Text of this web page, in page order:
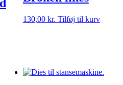
130,00 kr. Tilføj til kurv